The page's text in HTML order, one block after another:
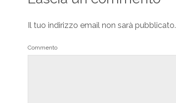
Il tuo indirizzo email non sarà pubblicato.
Commento